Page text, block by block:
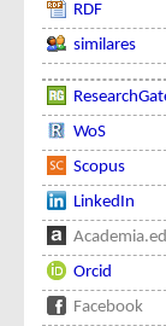
RDF
similares
WoS
Scopus
LinkedIn
Orcid
Facebook